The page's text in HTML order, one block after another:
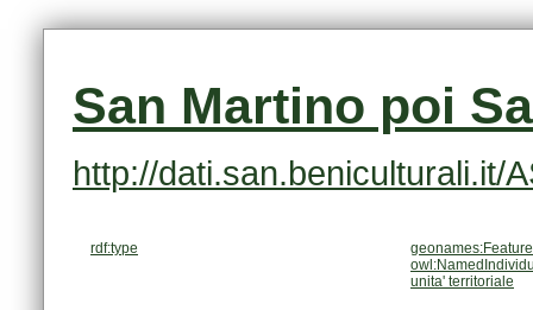
San Martino poi
http://dati.san.beniculturali.it/
rdf:type
geonames:Feature
unita' territoriale